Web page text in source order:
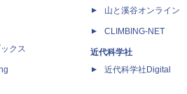
クス
山と溪谷オンライン
CLIMBING-NET
近代科学社
近代科学社Digital